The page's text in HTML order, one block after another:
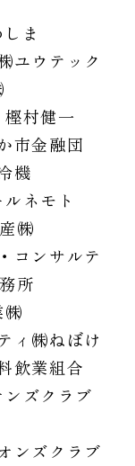
ま
ユウテック
村健一
市金融団
機
ネモト
㈱
コンサルテ
所
ィ ㈱ねぼけ
飲業組合
ズクラブ
ンズクラブ